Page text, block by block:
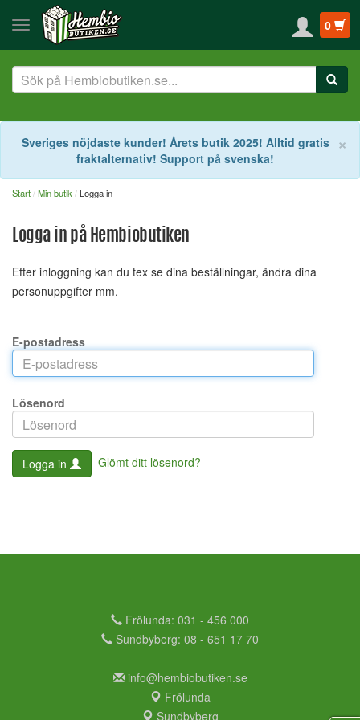
0
×
Sveriges nöjdaste kunder! Årets butik 2025! Alltid gratis
fraktalternativ! Support på svenska!
Start Min butik Logga in
Logga in på Hembiobutiken
Efter inloggning kan du tex se dina beställningar, ändra dina
personuppgifter mm.
E-postadress
Lösenord
Logga in Glömt ditt lösenord?
Frölunda: 031 - 456 000
Sundbyberg: 08 - 651 17 70
info@hembiobutiken.se
Frölunda
Sundbyberg